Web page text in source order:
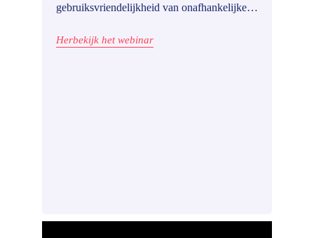
gebruiksvriendelijkheid van onafhankelijke
we ook voor jóuw lokaal bestuur het verschil
Herbekijk het webinar